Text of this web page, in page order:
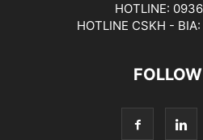
HOTLINE:
HOTLINE CSKH -